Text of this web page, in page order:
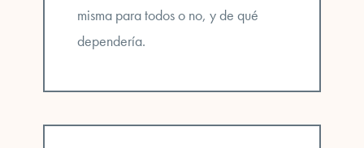
misma para todos o no, y de qué
dependería.